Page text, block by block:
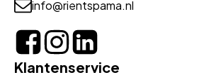
info@rientspama.nl
Klantenservice